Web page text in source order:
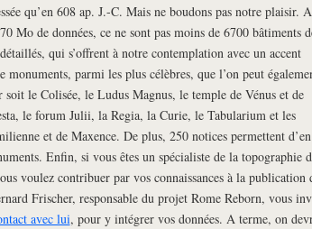
qu’en 608 ap. J.-C. Mais ne boudons pas notre plaisir.
Mo de données, ce ne sont pas moins de 6700 bâtiments
qui s’offrent à notre contemplation avec un accent
parmi les plus célèbres, que l’on peut
le Colisée, le Ludus Magnus, le temple de Vénus et de
le forum Julii, la Regia, la Curie, le Tabularium et les
et de Maxence. De plus, 250 notices permettent d’en
Enfin, si vous êtes un spécialiste de la topographie
voulez contribuer par vos connaissances à la publication
Frischer, responsable du projet Rome Reborn, vous
avec lui, pour y intégrer vos données. A terme, on